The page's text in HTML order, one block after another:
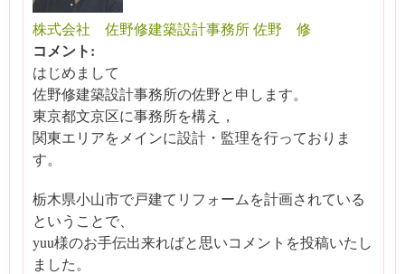
株式会社 佐野修建築設計事務所 佐野 修
コメント:
はじめまして
佐野修建築設計事務所の佐野と申します。
東京都文京区に事務所を構え，
関東エリアをメインに設計・監理を行っておりま
す。
栃木県小山市で戸建てリフォームを計画されている
ということで、
yuu様のお手伝出来ればと思いコメントを投稿いたし
ました。